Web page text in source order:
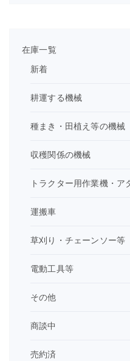
在庫一覧
新着
耕運する機械
種まき・田植え等の機械
収穫関係の機械
トラクター用作業機・ア
運搬車
草刈り・チェーンソー等
電動工具等
その他
商談中
売約済